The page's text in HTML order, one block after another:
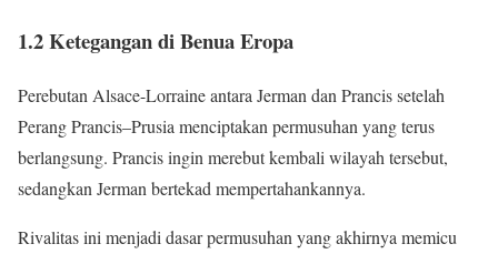
1.2 Ketegangan di Benua Eropa
Perebutan Alsace-Lorraine antara Jerman dan Prancis setelah
Perang Prancis–Prusia menciptakan permusuhan yang terus
berlangsung. Prancis ingin merebut kembali wilayah tersebut,
sedangkan Jerman bertekad mempertahankannya.
Rivalitas ini menjadi dasar permusuhan yang akhirnya memicu